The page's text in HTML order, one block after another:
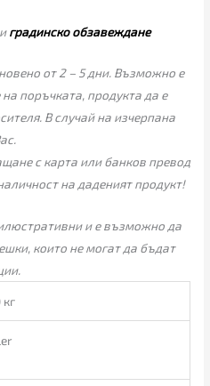
градинско обзавеждане
от 2 – 5 дни. Възможно е
поръчката, продукта да е
В случай на изчерпана
с карта или банков превод
на даденият продукт!
и е възможно да
които не могат да бъдат
кг